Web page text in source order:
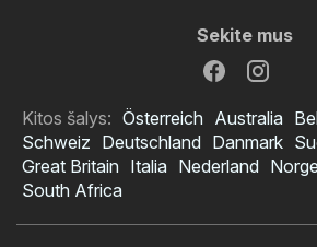
Sekite mus
Kitos šalys: Österreich Australia
Schweiz Deutschland Danmark
Great Britain Italia Nederland Norge
South Africa